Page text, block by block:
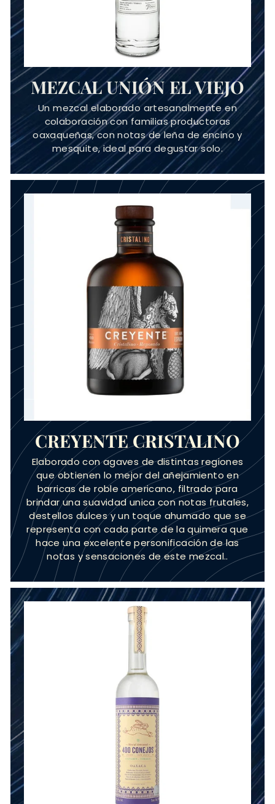
MEZCAL UNIÓN EL VIEJO
Un mezcal elaborado artesanalmente en
colaboración con familias productoras
oaxaqueñas, con notas de leña de encino y
mesquite, ideal para degustar solo.
CREYENTE CRISTALINO
Elaborado con agaves de distintas regiones
que obtienen lo mejor del añejamiento en
barricas de roble americano, filtrado para
brindar una suavidad unica con notas frutales,
destellos dulces y un toque ahumado que se
representa con cada parte de la quimera que
hace una excelente personificación de las
notas y sensaciones de este mezcal..